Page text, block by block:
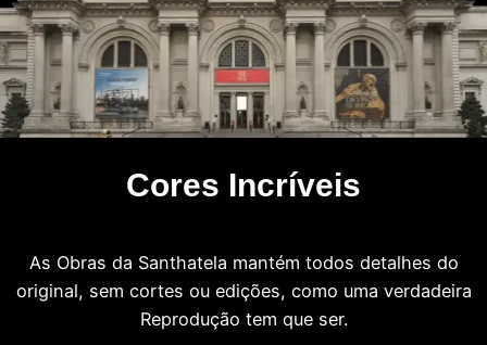
Cores Incríveis
As Obras da Santhatela mantém todos detalhes do
original, sem cortes ou edições, como uma verdadeira
Reprodução tem que ser.